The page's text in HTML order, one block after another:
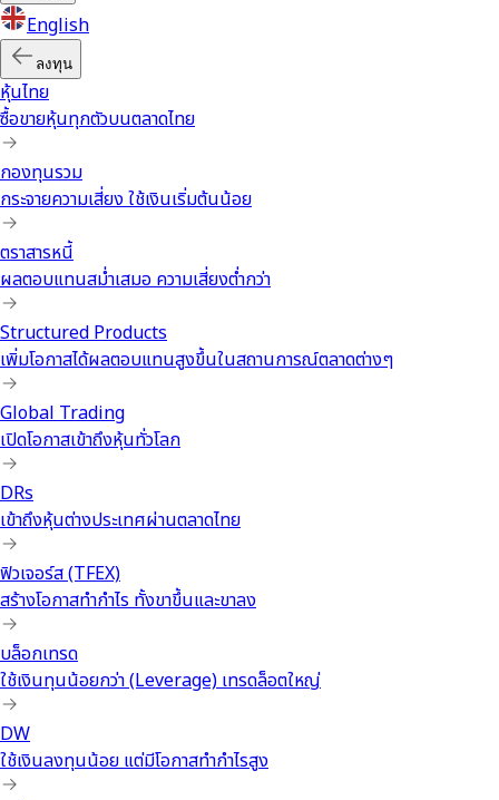
English
ลงทุน
หุ้นไทย
ซื้อขายหุ้นทุกตัวบนตลาดไทย
กองทุนรวม
กระจายความเสี่ยง ใช้เงินเริ่มต้นน้อย
ตราสารหนี้
ผลตอบแทนสม่ำเสมอ ความเสี่ยงต่ำกว่า
Structured Products
เพิ่มโอกาสได้ผลตอบแทนสูงขึ้นในสถานการณ์ตลาดต่างๆ
Global Trading
เปิดโอกาสเข้าถึงหุ้นทั่วโลก
DRs
เข้าถึงหุ้นต่างประเทศผ่านตลาดไทย
ฟิวเจอร์ส (TFEX)
สร้างโอกาสทำกำไร ทั้งขาขึ้นและขาลง
บล็อกเทรด
ใช้เงินทุนน้อยกว่า (Leverage) เทรดล็อตใหญ่
DW
ใช้เงินลงทุนน้อย แต่มีโอกาสทำกำไรสูง